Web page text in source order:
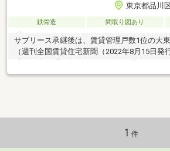
東京都品川
鉄骨造 間取り図あり
サブリース承継後は、賃貸管理戸数1位の大
（週刊全国賃貸住宅新聞（2022年8月15日発
管理を行い、
1 件